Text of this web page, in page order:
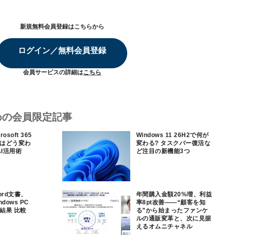
新規無料会員登録はこちらから
ログイン／無料会員登録
会員サービスの詳細はこちら
会員限定記事
365
どう変わ
活用術
Windows 11 26H2で何が
変わる? タスクバー復活な
ど注目の新機能3つ
文書、
PC
果 比較
年間購入金額20%増、利益
率8pt改善——“顧客を知
る”から始まったファンケ
ルの通販変革と、次に見据
えるオムニチャネル